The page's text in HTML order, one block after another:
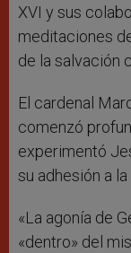
XVI y sus
meditaciones
de la salvación
El cardenal
comenzó
experimentó
su adhesión a
«La agonía de
«dentro» del